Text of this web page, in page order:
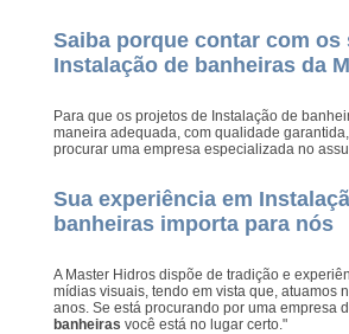
Saiba porque contar com os
Instalação de banheiras da
Para que os projetos de Instalação de
maneira adequada, com qualidade
procurar uma empresa especializada no
Sua experiência em
banheiras importa para nós
A Master Hidros dispõe de tradição e
mídias visuais, tendo em vista que, atuamos
anos. Se está procurando por uma empresa
banheiras você está no lugar certo."